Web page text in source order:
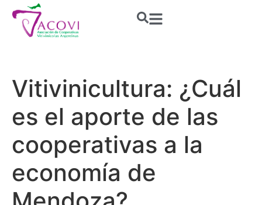
Vitivinicultura: ¿Cuál
es el aporte de las
cooperativas a la
economía de